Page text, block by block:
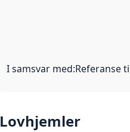
I samsvar med:Referanse
Lovhjemler